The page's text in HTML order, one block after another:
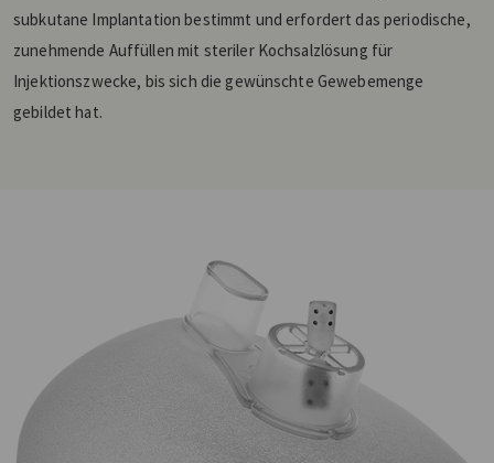
subkutane Implantation bestimmt und erfordert das periodische,
zunehmende Auffüllen mit steriler Kochsalzlösung für
Injektionszwecke, bis sich die gewünschte Gewebemenge
gebildet hat.